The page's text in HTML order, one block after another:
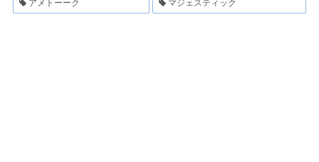
アメトーーク マジェスティック